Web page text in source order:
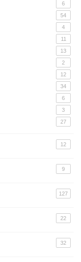
6
54
4
11
13
2
12
34
6
3
27
12
9
127
22
32